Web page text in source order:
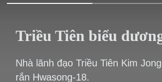
Triều Tiên biểu
Nhà lãnh đạo Triều Tiên Kim
rắn Hwasong-18.